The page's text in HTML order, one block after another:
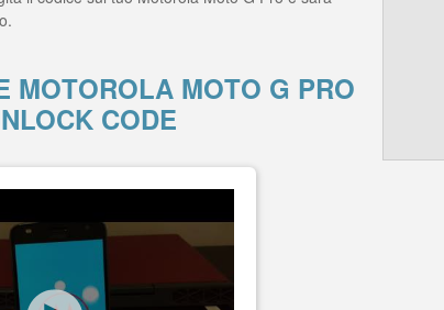
MOTOROLA MOTO G PRO
CODE